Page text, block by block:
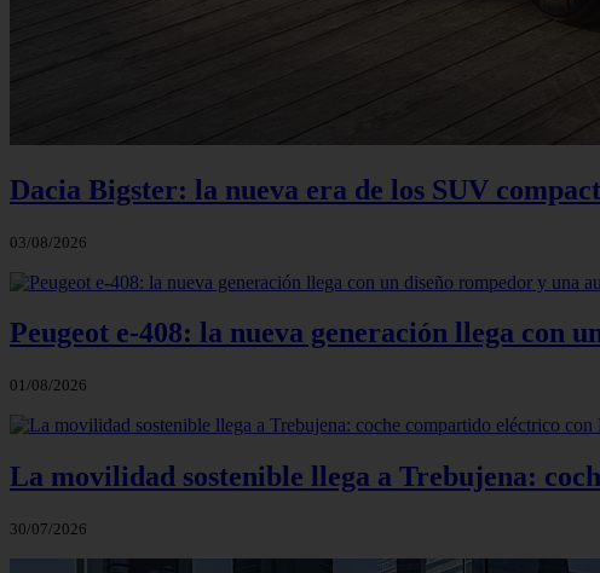
Dacia Bigster: la nueva era de los SUV
03/08/2026
Peugeot e-408: la nueva generación llega con
01/08/2026
La movilidad sostenible llega a Trebujena:
30/07/2026